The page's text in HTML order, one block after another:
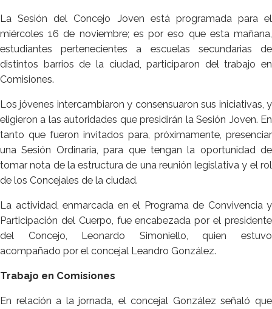
La Sesión del Concejo Joven está programada para el
miércoles 16 de noviembre; es por eso que esta mañana,
estudiantes pertenecientes a escuelas secundarias de
distintos barrios de la ciudad, participaron del trabajo en
Comisiones.
Los jóvenes intercambiaron y consensuaron sus iniciativas, y
eligieron a las autoridades que presidirán la Sesión Joven. En
tanto que fueron invitados para, próximamente, presenciar
una Sesión Ordinaria, para que tengan la oportunidad de
tomar nota de la estructura de una reunión legislativa y el rol
de los Concejales de la ciudad.
La actividad, enmarcada en el Programa de Convivencia y
Participación del Cuerpo, fue encabezada por el presidente
del Concejo, Leonardo Simoniello, quien estuvo
acompañado por el concejal Leandro González.
Trabajo en Comisiones
En relación a la jornada, el concejal González señaló que